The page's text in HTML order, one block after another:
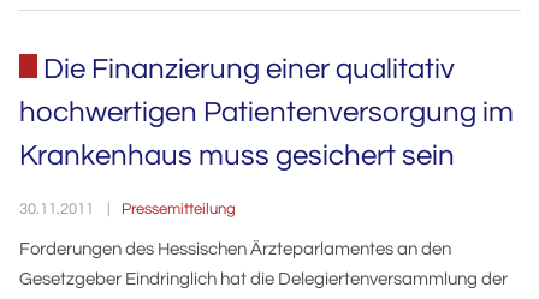
Die Finanzierung einer qualitativ
hochwertigen Patientenversorgung im
Krankenhaus muss gesichert sein
30.11.2011 Pressemitteilung
Forderungen des Hessischen Ärzteparlamentes an den
Gesetzgeber Eindringlich hat die Delegiertenversammlung der